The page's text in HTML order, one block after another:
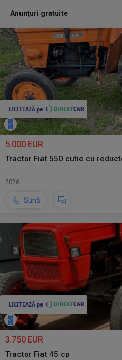
Anunţuri gratuite
5.000 EUR
Tractor Fiat 550 cutie cu
2026
Sună
3.750 EUR
Tractor Fiat 45 cp